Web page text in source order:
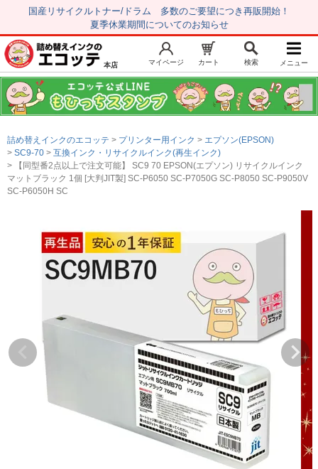
国産リサイクルトナー/ドラム 多数のご要望につき再販開始！
夏季休業期間についてのお知らせ
新規会員登録 マイページ
トップページ お気に入り
注文履歴 レビュー履歴
はじめての方へ
初心者用セット
キャノンインク
エプソンインク
詰め替えインク
互換インクボトル
互換インクカートリッジ
再生インクカートリッジ
本店 マイページ カート 検索 メニュー
詰め替えインクのエコッテ プリンター用インク
エプソン(EPSON)
SC9-70
互換インク・リサイクルインク(再生インク)
【同型番2点以上で注文可能】 SC9 70 EPSON(エプソン) リサイクルインク
マットブラック 1個 [大判JIT製] SC-P6050 SC-P7050G SC-P8050 SC-P9050V
SC-P6050H SC